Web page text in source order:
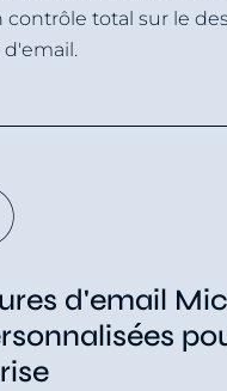
total sur le
d'email